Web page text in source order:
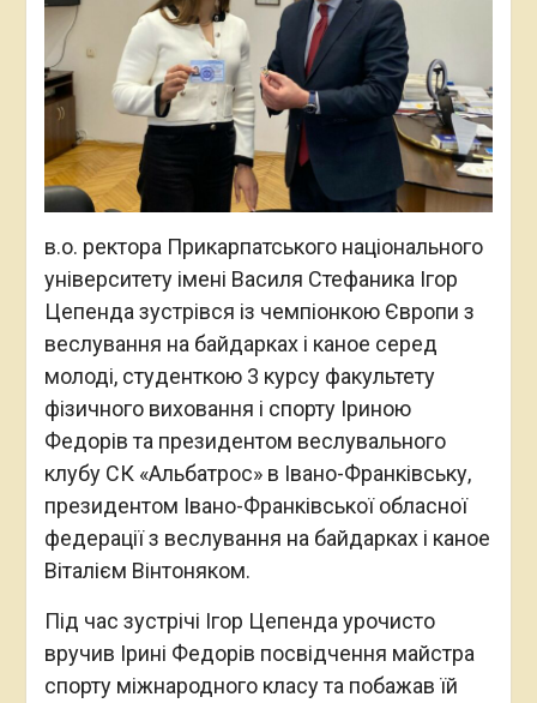
в.о. ректора Прикарпатського національного
університету імені Василя Стефаника Ігор
Цепенда зустрівся із чемпіонкою Європи з
веслування на байдарках і каное серед
молоді, студенткою 3 курсу факультету
фізичного виховання і спорту Іриною
Федорів та президентом веслувального
клубу СК «Альбатрос» в Івано-Франківську,
президентом Івано-Франківської обласної
федерації з веслування на байдарках і каное
Віталієм Вінтоняком.
Під час зустрічі Ігор Цепенда урочисто
вручив Ірині Федорів посвідчення майстра
спорту міжнародного класу та побажав їй